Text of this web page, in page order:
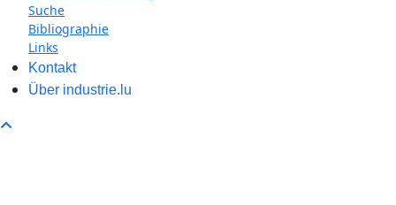
Suche
Bibliographie
Links
Kontakt
Über industrie.lu